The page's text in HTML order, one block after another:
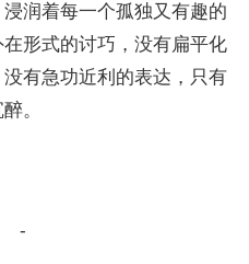
润着每一个孤独又有趣的
形式的讨巧，没有扁平化
有急功近利的表达，只有
。
-